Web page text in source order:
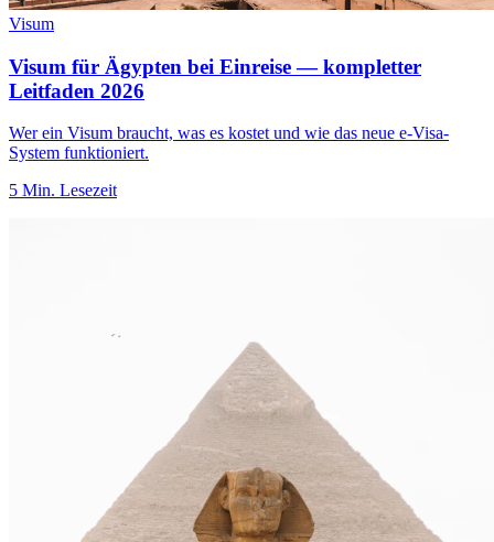
Visum
Visum für Ägypten bei Einreise — kompletter
Leitfaden 2026
Wer ein Visum braucht, was es kostet und wie das neue e-Visa-
System funktioniert.
5 Min. Lesezeit